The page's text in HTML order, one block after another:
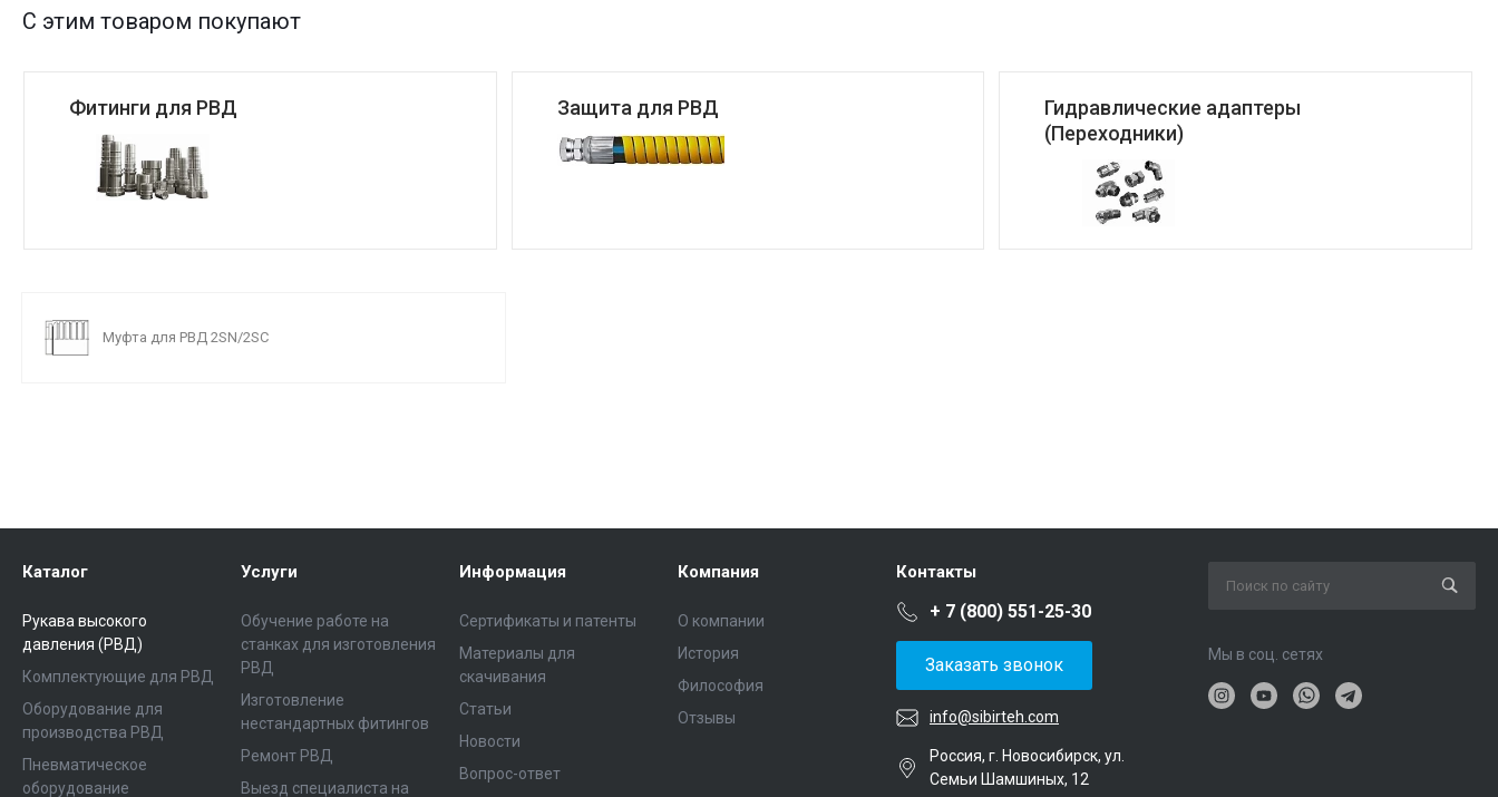
С этим товаром покупают
Фитинги для РВД Защита для РВД
Гидравлические адаптеры
(Переходники)
Муфта для РВД 2SN/2SC
Каталог
Рукава высокого
давления (РВД)
Комплектующие для РВД
Оборудование для
производства РВД
Пневматическое
оборудование
Услуги
Обучение работе на
станках для изготовления
РВД
Изготовление
нестандартных фитингов
Ремонт РВД
Выезд специалиста на
Информация
Сертификаты и патенты
Материалы для
скачивания
Статьи
Новости
Вопрос-ответ
Компания
О компании
История
Философия
Отзывы
Контакты
+ 7 (800) 551-25-30
Заказать звонок
info@sibirteh.com
Россия, г. Новосибирск, ул.
Семьи Шамшиных, 12
Мы в соц. сетях